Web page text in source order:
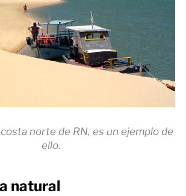
norte de RN, es un ejemplo de
ello.
natural